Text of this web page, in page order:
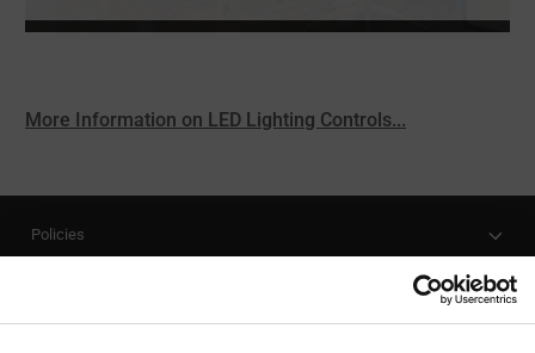
More Information on LED Lighting Controls...
Policies
Customer Care